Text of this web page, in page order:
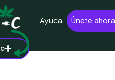
Ayuda Únete ahora